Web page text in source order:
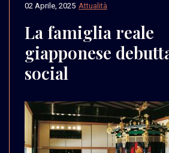
Attualità
02 Aprile, 2025
La famiglia reale
giapponese
social